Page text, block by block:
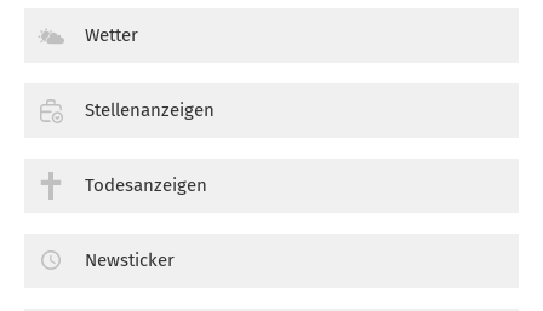
Wetter
Stellenanzeigen
Todesanzeigen
Newsticker